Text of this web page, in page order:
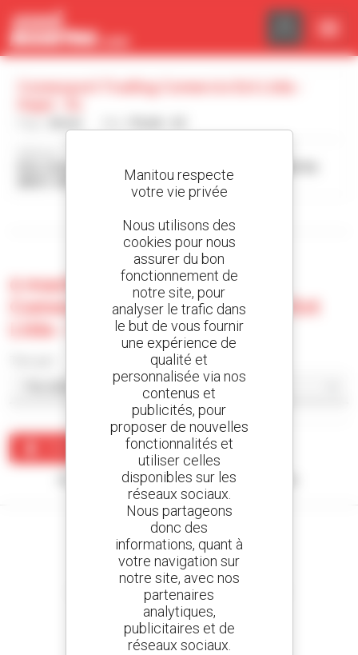
RUA JOAO BAUER, Nº 498 - SALAS 802,803 E 804 CENTRO
88301-500 ITAJAI - SC Brésil
Afficher les filtres de recherche
0 machine d'occasion chez
Comexport Trading Comercio Ext
Ltda - Itajai - Sc
Créer une alerte
Aucun résultat ne correspond à votre recherche.
Créez vos alertes
et recevez des annonces de matériels d'occasion
Panneau de gestion des cookies
Manitou respecte
votre vie privée
Nous utilisons des
cookies pour nous
assurer du bon
fonctionnement de
notre site, pour
analyser le trafic dans
le but de vous fournir
une expérience de
qualité et
personnalisée via nos
contenus et
publicités, pour
proposer de nouvelles
fonctionnalités et
utiliser celles
disponibles sur les
réseaux sociaux.
Nous partageons
donc des
informations, quant à
votre navigation sur
notre site, avec nos
partenaires
analytiques,
publicitaires et de
réseaux sociaux.